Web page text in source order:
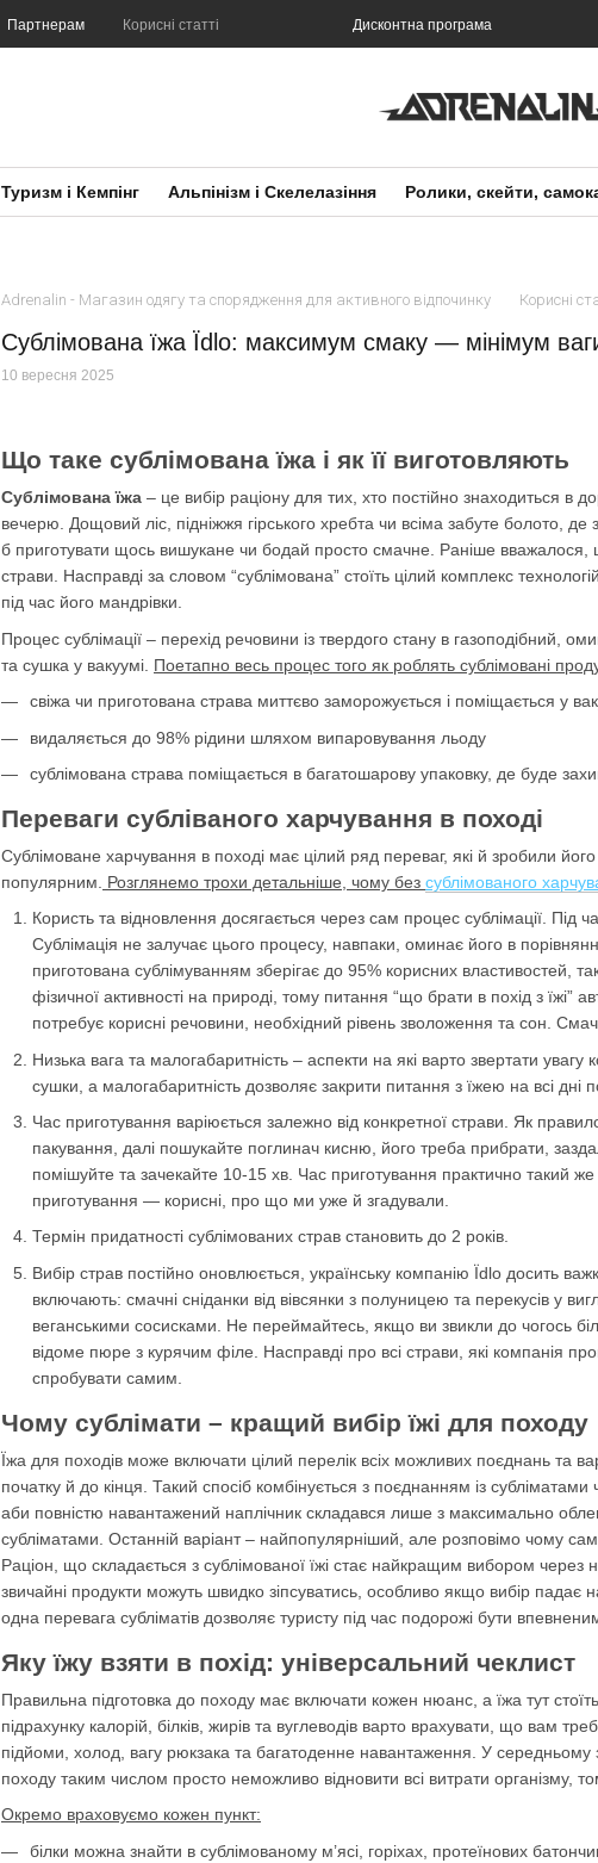
Партнерам Корисні статті Дисконтна програма
Туризм і Кемпінг Альпінізм і Скелелазіння Ролики, скейти,
Adrenalin - Магазин одягу та спорядження для активного відпочинку Корисні
Сублімована їжа Їdlo: максимум смаку — мінімум
10 вересня 2025
Що таке сублімована їжа і як її виготовляють
Сублімована їжа – це вибір раціону для тих, хто постійно знаходиться в
вечерю. Дощовий ліс, підніжжя гірського хребта чи всіма забуте болото,
б приготувати щось вишукане чи бодай просто смачне. Раніше
страви. Насправді за словом “сублімована” стоїть цілий комплекс
під час його мандрівки.
Процес сублімації – перехід речовини із твердого стану в
та сушка у вакуумі. Поетапно весь процес того як роблять сублімовані
свіжа чи приготована страва миттєво заморожується і поміщається у
видаляється до 98% рідини шляхом випаровування льоду
сублімована страва поміщається в багатошарову упаковку, де буде
Переваги субліваного харчування в поході
Сублімоване харчування в поході має цілий ряд переваг, які й зробили
популярним.
Розглянемо трохи детальніше, чому без сублімованого
Користь та відновлення досягається через сам процес сублімації. Під
Сублімація не залучає цього процесу, навпаки, оминає його в
приготована сублімуванням зберігає до 95% корисних властивостей,
фізичної активності на природі, тому питання “що брати в похід з
потребує корисні речовини, необхідний рівень зволоження та сон.
Низька вага та малогабаритність – аспекти на які варто звертати
сушки, а малогабаритність дозволяє закрити питання з їжею на всі дні
Час приготування варіюється залежно від конкретної страви. Як
пакування, далі пошукайте поглинач кисню, його треба прибрати,
помішуйте та зачекайте 10-15 хв. Час приготування практично такий
приготування — корисні, про що ми уже й згадували.
Термін придатності сублімованих страв становить до 2 років.
Вибір страв постійно оновлюється, українську компанію Їdlo досить
включають: смачні сніданки від вівсянки з полуницею та перекусів у
веганськими сосисками. Не переймайтесь, якщо ви звикли до чогось
відоме пюре з курячим філе. Насправді про всі страви, які компанія
спробувати самим.
Чому сублімати – кращий вибір їжі для походу
Їжа для походів може включати цілий перелік всіх можливих поєднань та
початку й до кінця. Такий спосіб комбінується з поєднанням із
аби повністю навантажений наплічник складався лише з максимально
субліматами. Останній варіант – найпопулярніший, але розповімо чому
Раціон, що складається з сублімованої їжі стає найкращим вибором через
звичайні продукти можуть швидко зіпсуватись, особливо якщо вибір
одна перевага субліматів дозволяє туристу під час подорожі бути
Яку їжу взяти в похід: універсальний чеклист
Правильна підготовка до походу має включати кожен нюанс, а їжа тут
підрахунку калорій, білків, жирів та вуглеводів варто врахувати, що вам
підйоми, холод, вагу рюкзака та багатоденне навантаження. У
походу таким числом просто неможливо відновити всі витрати організму,
Окремо враховуємо кожен пункт:
білки можна знайти в сублімованому м’ясі, горіхах, протеїнових